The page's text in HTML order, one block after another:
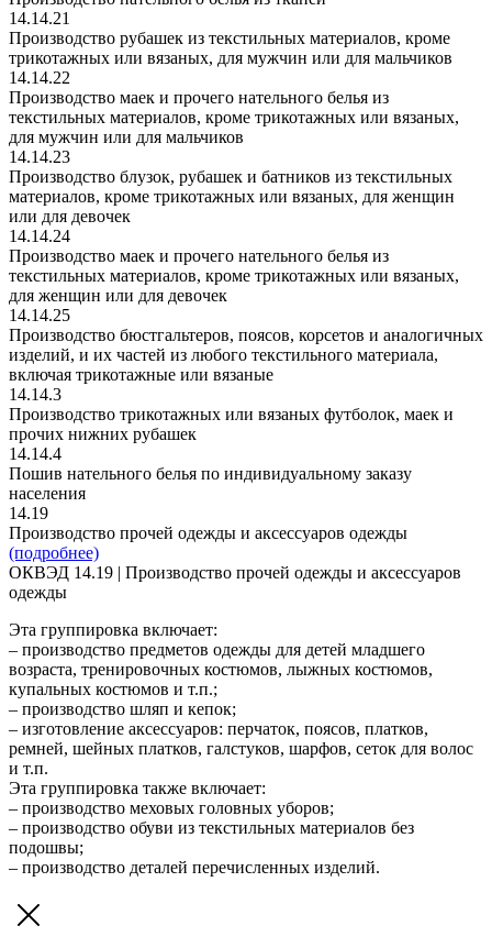
14.14.21
Производство рубашек из текстильных материалов, кроме
трикотажных или вязаных, для мужчин или для мальчиков
14.14.22
Производство маек и прочего нательного белья из
текстильных материалов, кроме трикотажных или вязаных,
для мужчин или для мальчиков
14.14.23
Производство блузок, рубашек и батников из текстильных
материалов, кроме трикотажных или вязаных, для женщин
или для девочек
14.14.24
Производство маек и прочего нательного белья из
текстильных материалов, кроме трикотажных или вязаных,
для женщин или для девочек
14.14.25
Производство бюстгальтеров, поясов, корсетов и аналогичных
изделий, и их частей из любого текстильного материала,
включая трикотажные или вязаные
14.14.3
Производство трикотажных или вязаных футболок, маек и
прочих нижних рубашек
14.14.4
Пошив нательного белья по индивидуальному заказу
населения
14.19
Производство прочей одежды и аксессуаров одежды
(подробнее)
ОКВЭД 14.19 | Производство прочей одежды и аксессуаров
одежды
Эта группировка включает:
– производство предметов одежды для детей младшего
возраста, тренировочных костюмов, лыжных костюмов,
купальных костюмов и т.п.;
– производство шляп и кепок;
– изготовление аксессуаров: перчаток, поясов, платков,
ремней, шейных платков, галстуков, шарфов, сеток для волос
и т.п.
Эта группировка также включает:
– производство меховых головных уборов;
– производство обуви из текстильных материалов без
подошвы;
– производство деталей перечисленных изделий.